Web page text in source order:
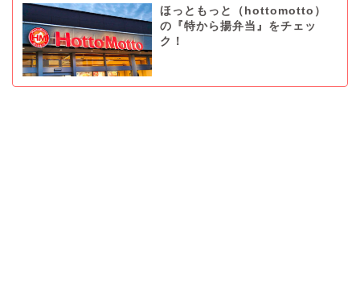
ほっともっと（hottomotto）
の『特から揚弁当』をチェッ
ク！